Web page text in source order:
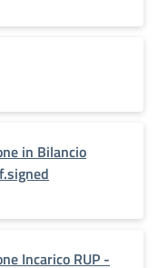
in Bilancio
Incarico RUP -